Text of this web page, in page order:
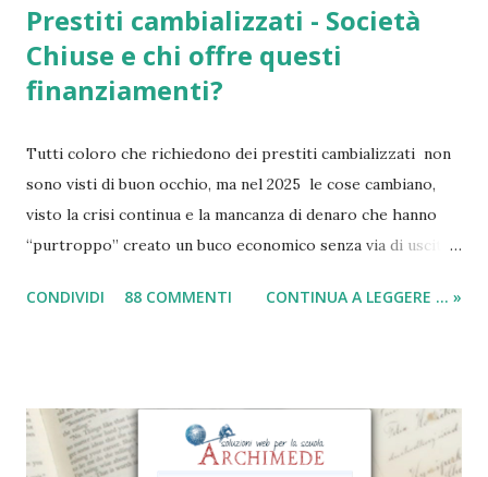
Prestiti cambializzati - Società
Chiuse e chi offre questi
finanziamenti?
Tutti coloro che richiedono dei prestiti cambializzati non
sono visti di buon occhio, ma nel 2025 le cose cambiano,
visto la crisi continua e la mancanza di denaro che hanno
“purtroppo” creato un buco economico senza via di uscita
ancora da varie compagnie in Italia. Nella seguente guida,
altrettante hanno deciso di non concedere più queste
tipologie di prestiti a cambiali. Comunque sia, ancora oggi
CONDIVIDI 88 COMMENTI CONTINUA A LEGGERE ... »